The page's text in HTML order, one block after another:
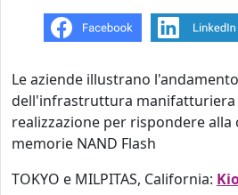
Le aziende illustrano
dell'infrastruttura manifatturiera
realizzazione per rispondere
memorie NAND Flash
TOKYO e MILPITAS, California: